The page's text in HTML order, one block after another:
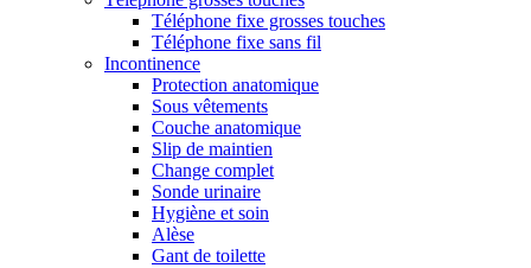
Téléphone fixe grosses touches
Téléphone fixe sans fil
Incontinence
Protection anatomique
Sous vêtements
Couche anatomique
Slip de maintien
Change complet
Sonde urinaire
Hygiène et soin
Alèse
Gant de toilette